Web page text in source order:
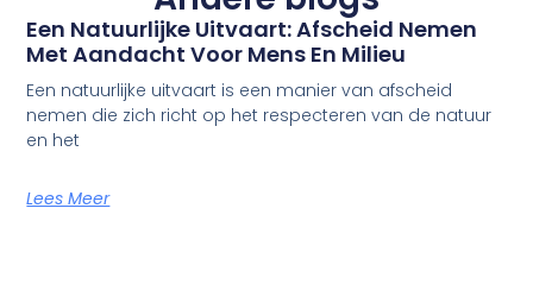
Een Natuurlijke Uitvaart: Afscheid Nemen
Met Aandacht Voor Mens En Milieu
Een natuurlijke uitvaart is een manier van afscheid
nemen die zich richt op het respecteren van de natuur
en het
Lees Meer